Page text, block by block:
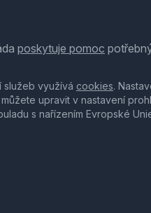
poskytuje pomoc
služeb využívá cookies.
upravit v nastavení
s nařízením Evropské